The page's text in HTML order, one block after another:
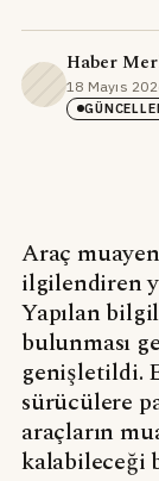
Haber
18 Mayıs
Araç
ilgilendiren
Yapılan
bulunması
genişletildi.
sürücülere
araçların
kalabileceği